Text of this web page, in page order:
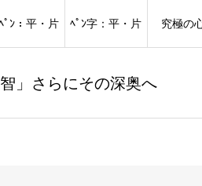
」さらにその深奥へ
ﾟﾝ：平・片 ﾍﾟﾝ字：平・片 究極の